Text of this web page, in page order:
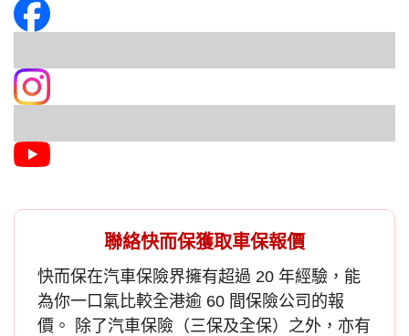
聯絡快而保獲取車保報價
快而保在汽車保險界擁有超過 20 年經驗，能
為你一口氣比較全港逾 60 間保險公司的報
價。 除了汽車保險 （三保及全保）之外，亦有